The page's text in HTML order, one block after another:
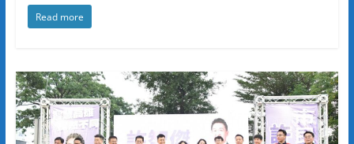
Read more